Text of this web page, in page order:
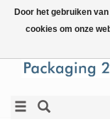
Door het gebruiken
cookies om onze